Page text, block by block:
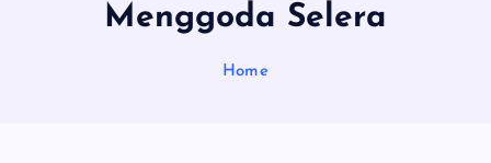
Menggoda Selera
Home